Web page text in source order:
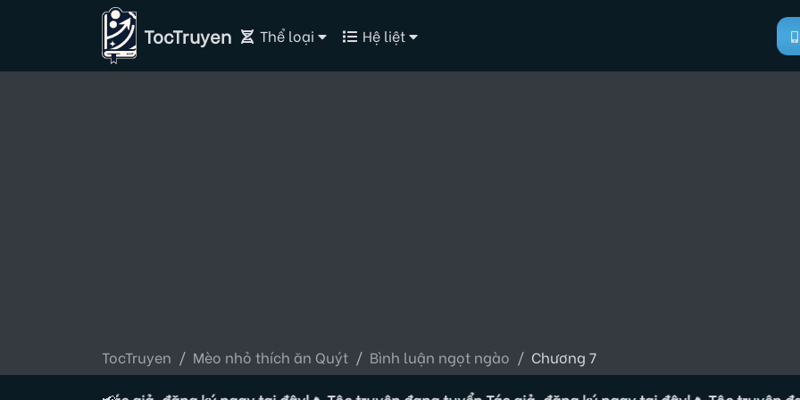
TocTruyen Thể loại Hệ liệt
TocTruyen Mèo nhỏ thích ăn Quýt Bình luận ngọt ngào Chương 7